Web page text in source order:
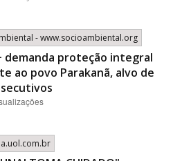
- www.socioambiental.org
demanda proteção integral
ao povo Parakanã, alvo de